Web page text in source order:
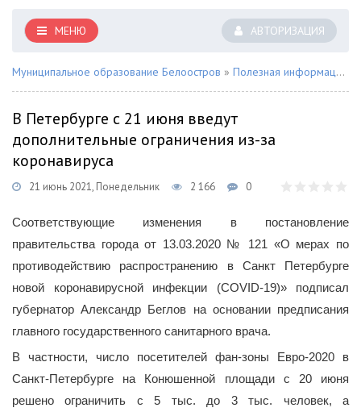
АВТОРИЗАЦИЯ
МЕНЮ
Муниципальное образование Белоостров » Полезная информация для жителей
В Петербурге с 21 июня введут
дополнительные ограничения из-за
коронавируса
21 июнь 2021, Понедельник 2 166 0
Соответствующие изменения в постановление
правительства города от 13.03.2020 № 121 «О мерах по
противодействию распространению в Санкт Петербурге
новой коронавирусной инфекции (COVID-19)» подписал
губернатор Александр Беглов на основании предписания
главного государственного санитарного врача.
В частности, число посетителей фан-зоны Евро-2020 в
Санкт-Петербурге на Конюшенной площади с 20 июня
решено ограничить с 5 тыс. до 3 тыс. человек, а